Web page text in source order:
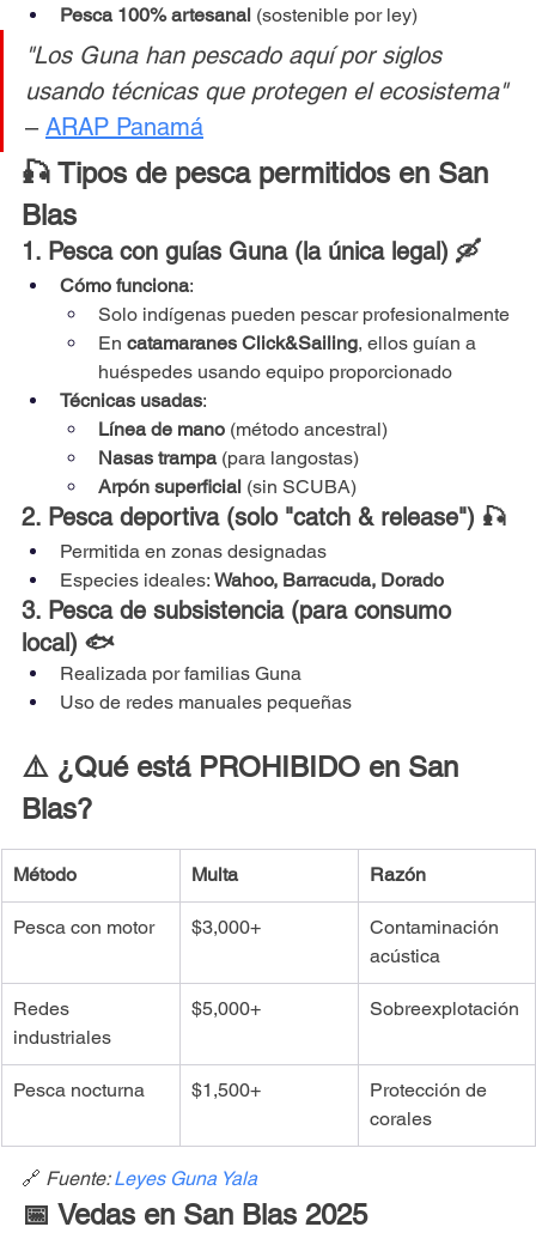
Pesca 100% artesanal (sostenible por ley)
"Los Guna han pescado aquí por siglos
usando técnicas que protegen el ecosistema"
– ARAP Panamá
🎣 Tipos de pesca permitidos en San
Blas
1. Pesca con guías Guna (la única legal) 🛶
Cómo funciona:
Solo indígenas pueden pescar profesionalmente
En catamaranes Click&Sailing, ellos guían a
huéspedes usando equipo proporcionado
Técnicas usadas:
Línea de mano (método ancestral)
Nasas trampa (para langostas)
Arpón superficial (sin SCUBA)
2. Pesca deportiva (solo "catch & release") 🎣
Permitida en zonas designadas
Especies ideales: Wahoo, Barracuda, Dorado
3. Pesca de subsistencia (para consumo
local) 🐟
Realizada por familias Guna
Uso de redes manuales pequeñas
⚠️ ¿Qué está PROHIBIDO en San
Blas?
Método Multa Razón
Pesca con motor $3,000+
Contaminación
acústica
Redes
industriales
$5,000+ Sobreexplotación
Pesca nocturna $1,500+
Protección de
corales
🔗 Fuente: Leyes Guna Yala
📅 Vedas en San Blas 2025